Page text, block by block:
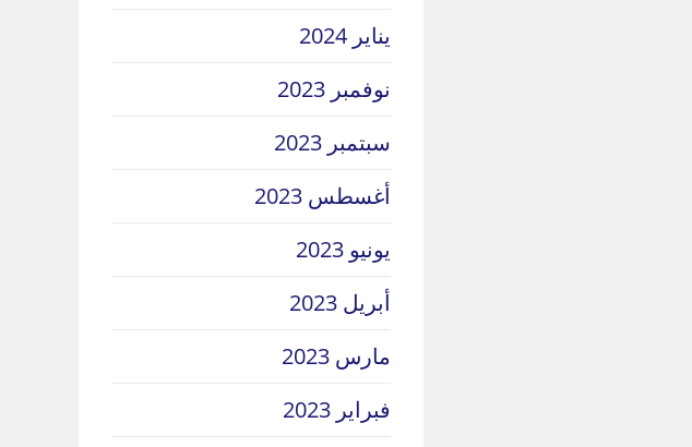
يناير 2024
نوفمبر 2023
سبتمبر 2023
أغسطس 2023
يونيو 2023
أبريل 2023
مارس 2023
فبراير 2023